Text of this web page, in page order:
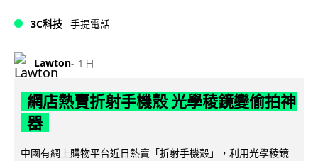
3C科技 手提電話
Lawton 1 日
網店熱賣折射手機殼 光學稜鏡變偷拍神
器
中國有網上購物平台近日熱賣「折射手機殼」，利用光學稜鏡